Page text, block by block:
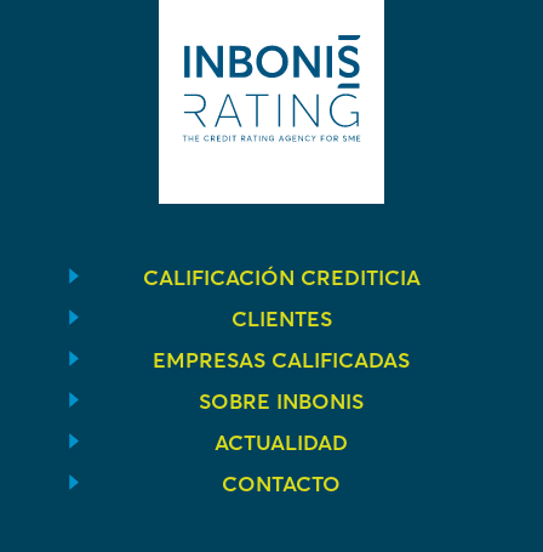
CALIFICACIÓN CREDITICIA
CLIENTES
EMPRESAS CALIFICADAS
SOBRE INBONIS
ACTUALIDAD
CONTACTO